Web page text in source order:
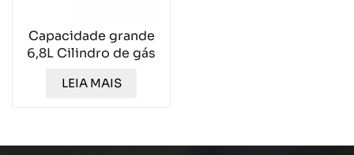
Capacidade grande
6,8L Cilindro de gás
TXCGS0680
LEIA MAIS